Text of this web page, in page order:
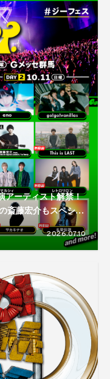
アーティスト解禁！
斎藤宏介もスペシャ
2026.07.10